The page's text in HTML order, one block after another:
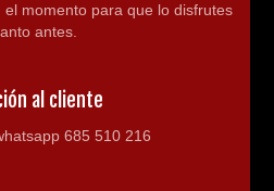
momento para que lo disfrutes
antes.
al cliente
685 510 216